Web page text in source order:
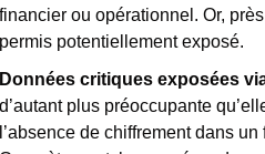
financier ou opérationnel. Or,
permis potentiellement exposé.
Données critiques exposées
d’autant plus préoccupante
l’absence de chiffrement dans